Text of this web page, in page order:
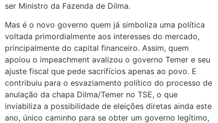
ser Ministro da Fazenda de Dilma.
Mas é o novo governo quem já simboliza uma política
voltada primordialmente aos interesses do mercado,
principalmente do capital financeiro. Assim, quem
apoiou o impeachment avalizou o governo Temer e seu
ajuste fiscal que pede sacrifícios apenas ao povo. E
contribuiu para o esvaziamento político do processo de
anulação da chapa Dilma/Temer no TSE, o que
inviabiliza a possibilidade de eleições diretas ainda este
ano, único caminho para se obter um governo legítimo,